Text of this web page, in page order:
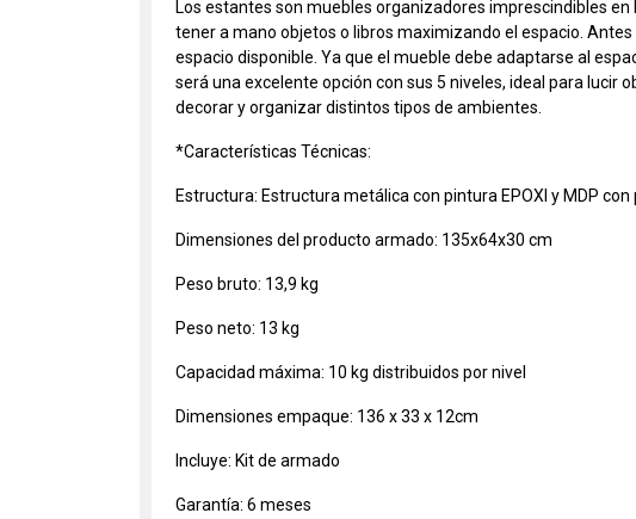
Los estantes son muebles organizadores imprescindibles
tener a mano objetos o libros maximizando el espacio.
espacio disponible. Ya que el mueble debe adaptarse al
será una excelente opción con sus 5 niveles, ideal para lucir
decorar y organizar distintos tipos de ambientes.
*Características Técnicas:
Estructura: Estructura metálica con pintura EPOXI y MDP con
Dimensiones del producto armado: 135x64x30 cm
Peso bruto: 13,9 kg
Peso neto: 13 kg
Capacidad máxima: 10 kg distribuidos por nivel
Dimensiones empaque: 136 x 33 x 12cm
Incluye: Kit de armado
Garantía: 6 meses